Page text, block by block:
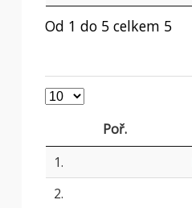
Od 1 do 5 celkem 5
Poř.
1.
2.